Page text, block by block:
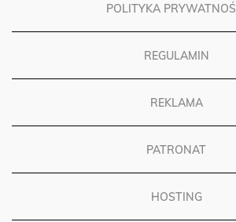
POLITYKA
REGULAMIN
REKLAMA
PATRONAT
HOSTING